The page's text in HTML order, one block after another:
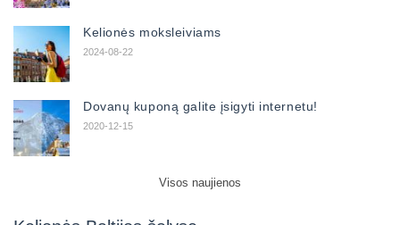
Kelionės moksleiviams
2024-08-22
Dovanų kuponą galite įsigyti internetu!
2020-12-15
Visos naujienos